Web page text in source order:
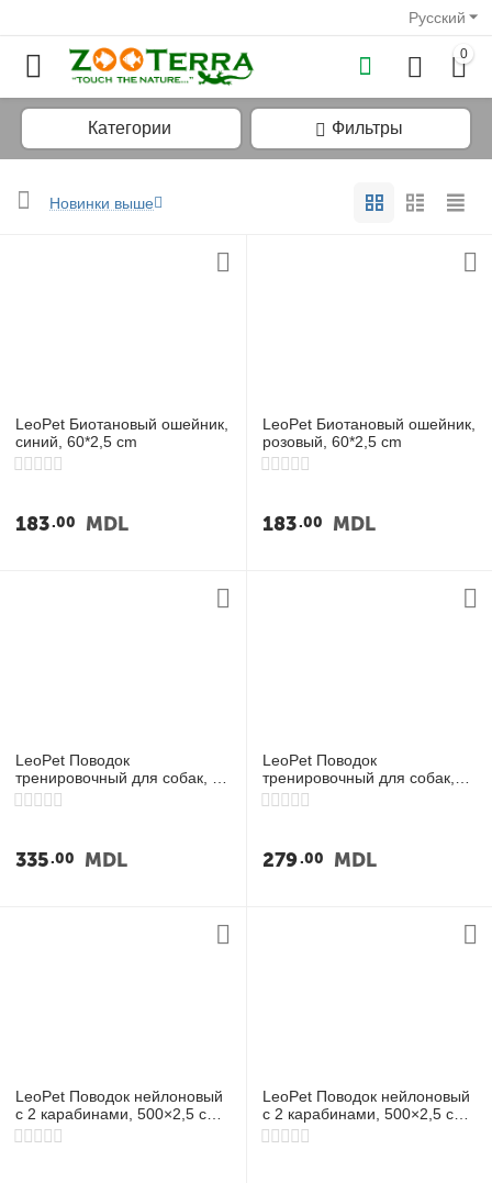
Русский
0
Категории Фильтры
Новинки выше
LeoPet Биотановый ошейник,
синий, 60*2,5 cm
183 00 MDL
LeoPet Биотановый ошейник,
розовый, 60*2,5 cm
183 00 MDL
LeoPet Поводок
тренировочный для собак, 3
м × 2,5 см, серый
335 00 MDL
LeoPet Поводок
тренировочный для собак,
2,2 м × 2 см, серый
279 00 MDL
LeoPet Поводок нейлоновый
с 2 карабинами, 500×2,5 см,
красный
LeoPet Поводок нейлоновый
с 2 карабинами, 500×2,5 см,
синий